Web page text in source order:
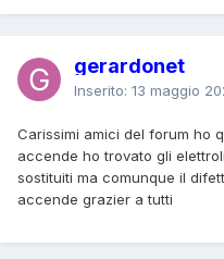
gerardonet
Inserito: 13 maggio
Carissimi amici del forum ho
accende ho trovato gli
sostituiti ma comunque il
accende grazier a tutti